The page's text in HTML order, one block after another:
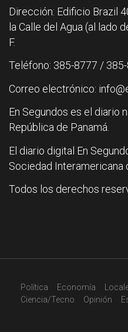
Dirección: Edificio Brazil
la Calle del Agua (al lado
F.
Teléfono: 385-8777 /
Correo electrónico:
En Segundos es el diario
República de Panamá.
El diario digital En
Sociedad Interamericana
Todos los derechos
Política Economía
Ciencia/Tecno
Opinión